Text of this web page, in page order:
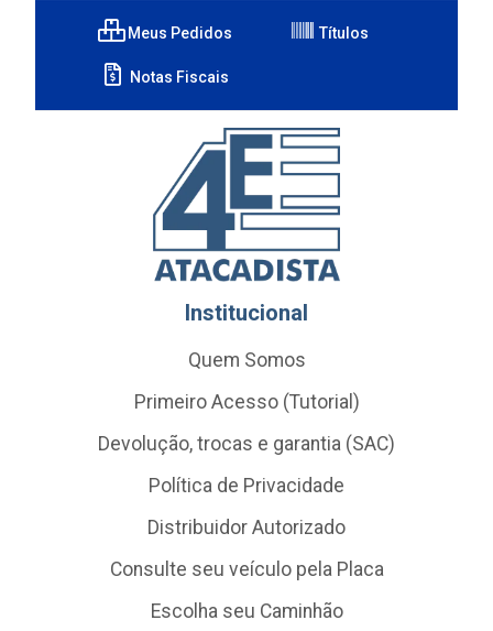
Meus Pedidos Títulos
Notas Fiscais
Institucional
Quem Somos
Primeiro Acesso (Tutorial)
Devolução, trocas e garantia (SAC)
Política de Privacidade
Distribuidor Autorizado
Consulte seu veículo pela Placa
Escolha seu Caminhão